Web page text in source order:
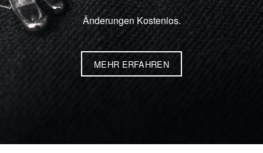
Änderungen Kostenlos.
MEHR ERFAHREN